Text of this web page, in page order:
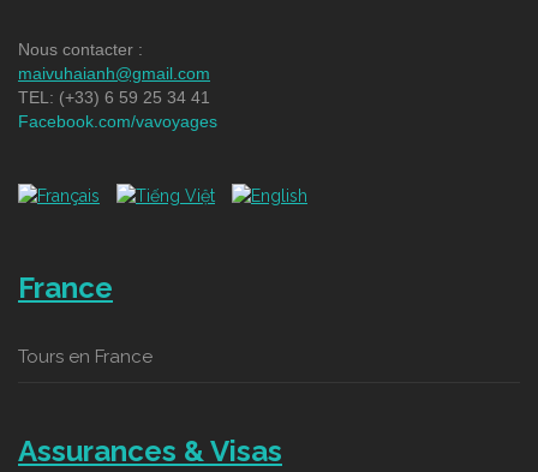
Nous contacter :
maivuhaianh@gmail.com
TEL: (+33) 6 59 25 34 41
Facebook.com/vavoyages
France
Tours en France
Assurances & Visas